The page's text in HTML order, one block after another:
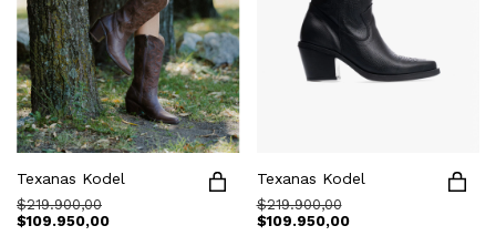
Texanas Kodel
$219.900,00
$109.950,00
Texanas Kodel
$219.900,00
$109.950,00